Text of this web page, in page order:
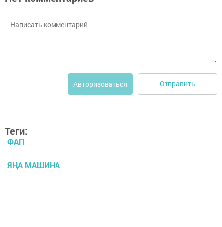
Авторизоваться Отправить
Теги:
ФАП
ЯҢА МАШИНА